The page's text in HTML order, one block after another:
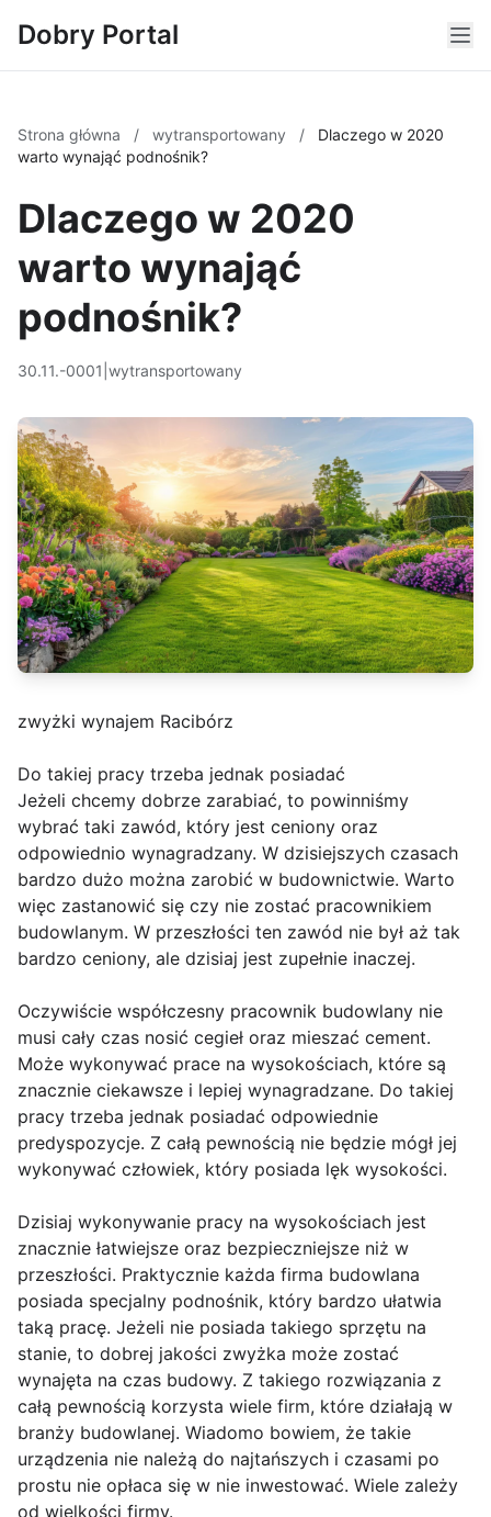
Dobry Portal
Strona główna / wytransportowany /
Dlaczego w 2020
warto wynająć podnośnik?
Dlaczego w 2020
warto wynająć
podnośnik?
30.11.-0001 wytransportowany
zwyżki wynajem Racibórz
Do takiej pracy trzeba jednak posiadać
Jeżeli chcemy dobrze zarabiać, to powinniśmy
wybrać taki zawód, który jest ceniony oraz
odpowiednio wynagradzany. W dzisiejszych czasach
bardzo dużo można zarobić w budownictwie. Warto
więc zastanowić się czy nie zostać pracownikiem
budowlanym. W przeszłości ten zawód nie był aż tak
bardzo ceniony, ale dzisiaj jest zupełnie inaczej.
Oczywiście współczesny pracownik budowlany nie
musi cały czas nosić cegieł oraz mieszać cement.
Może wykonywać prace na wysokościach, które są
znacznie ciekawsze i lepiej wynagradzane. Do takiej
pracy trzeba jednak posiadać odpowiednie
predyspozycje. Z całą pewnością nie będzie mógł jej
wykonywać człowiek, który posiada lęk wysokości.
Dzisiaj wykonywanie pracy na wysokościach jest
znacznie łatwiejsze oraz bezpieczniejsze niż w
przeszłości. Praktycznie każda firma budowlana
posiada specjalny podnośnik, który bardzo ułatwia
taką pracę. Jeżeli nie posiada takiego sprzętu na
stanie, to dobrej jakości zwyżka może zostać
wynajęta na czas budowy. Z takiego rozwiązania z
całą pewnością korzysta wiele firm, które działają w
branży budowlanej. Wiadomo bowiem, że takie
urządzenia nie należą do najtańszych i czasami po
prostu nie opłaca się w nie inwestować. Wiele zależy
od wielkości firmy.